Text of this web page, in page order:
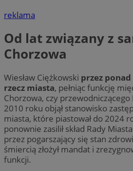
reklama
Od lat związany z
Chorzowa
Wiesław Ciężkowski przez ponad
rzecz miasta, pełniąc funkcję
Chorzowa, czy przewodniczącego
2010 roku objął stanowisko
miasta, które piastował do 2024
ponownie zasilił skład Rady
przez pogarszający się stan
śmiercią złożył mandat i
funkcji.